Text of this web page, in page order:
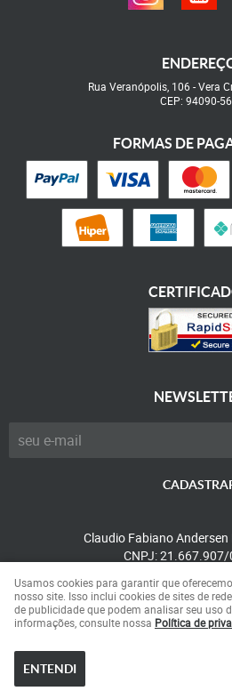
Rua Veranópolis, 106 -Vera
CEP: 94090-
FORMAS DE
Claudio Fabiano
CNPJ:
LOJA VIRTUAL CRIADA POR
Usamos cookies para garantir que
nosso site. Isso inclui cookies de sites de
de publicidade que podem analisar seu uso
informações, consulte nossa Política de
ENTENDI